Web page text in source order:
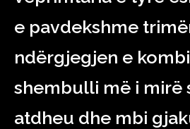
e pavdekshme
ndërgjegjen e
shembulli më i mirë
atdheu dhe mbi